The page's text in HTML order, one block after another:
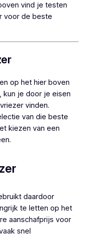
vind je testen
voor de beste
op het hier boven
kun je door je eisen
vinden.
van die beste
kiezen van een
daardoor
te letten op het
aanschafprijs voor
snel